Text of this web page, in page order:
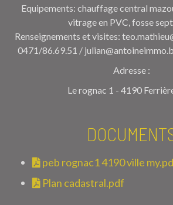
Equipements: chauffage central
vitrage en PVC, fosse
Renseignements et visites:
0471/86.69.51 /
Adresse :
Le rognac 1 - 4190
peb rognac1 4190 ville
Plan cadastral.pdf